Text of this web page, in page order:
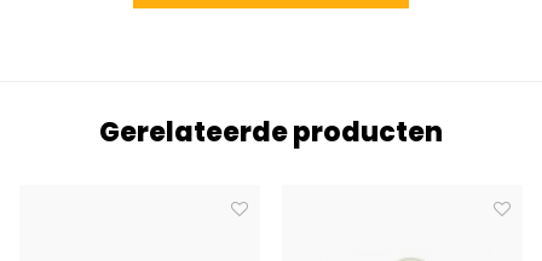
Gerelateerde producten